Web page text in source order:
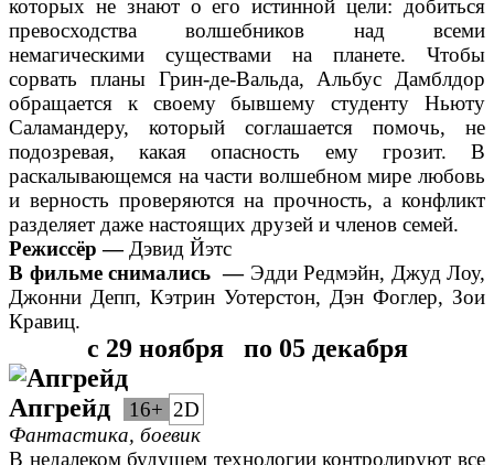
которых не знают о его истинной цели: добиться
превосходства волшебников над всеми
немагическими существами на планете. Чтобы
сорвать планы Грин-де-Вальда, Альбус Дамблдор
обращается к своему бывшему студенту Ньюту
Саламандеру, который соглашается помочь, не
подозревая, какая опасность ему грозит. В
раскалывающемся на части волшебном мире любовь
и верность проверяются на прочность, а конфликт
разделяет даже настоящих друзей и членов семей.
Режиссёр —Дэвид Йэтс
В фильме снимались — Эдди Редмэйн, Джуд Лоу,
Джонни Депп, Кэтрин Уотерстон, Дэн Фоглер, Зои
Кравиц.
с 29 ноября по 05 декабря
Апгрейд 16+ 2D
Фантастика, боевик
В недалеком будущем технологии контролируют все